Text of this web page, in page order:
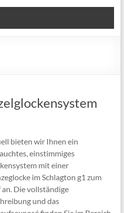
bieten wir Ihnen ein
einstimmiges
mit einer
im Schlagton g1 zum
an. Die vollständige
und das